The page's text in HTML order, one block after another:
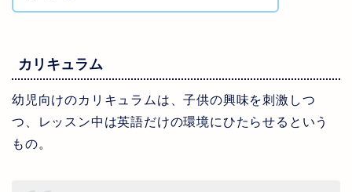
カリキュラム
幼児向けのカリキュラムは、子供の興味を刺激しつ
つ、レッスン中は英語だけの環境にひたらせるという
もの。